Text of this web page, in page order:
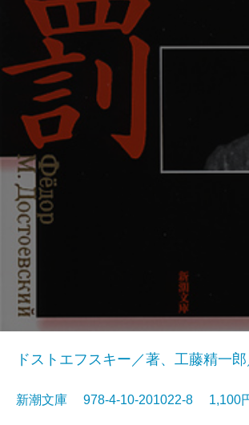
ドストエフスキー／著、工藤精一郎
新潮文庫 978-4-10-201022-8 1,100